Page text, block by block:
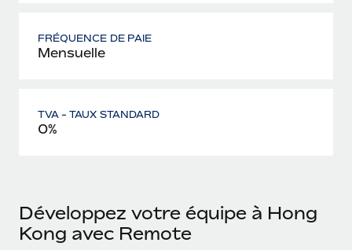
FRÉQUENCE DE PAIE
Mensuelle
TVA - TAUX STANDARD
0%
Développez votre équipe à Hong
Kong avec Remote